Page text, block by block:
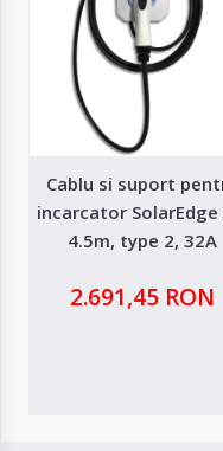
Cablu si suport
incarcator SolarEdge
4.5m, type 2, 32A
2.691,45 RON